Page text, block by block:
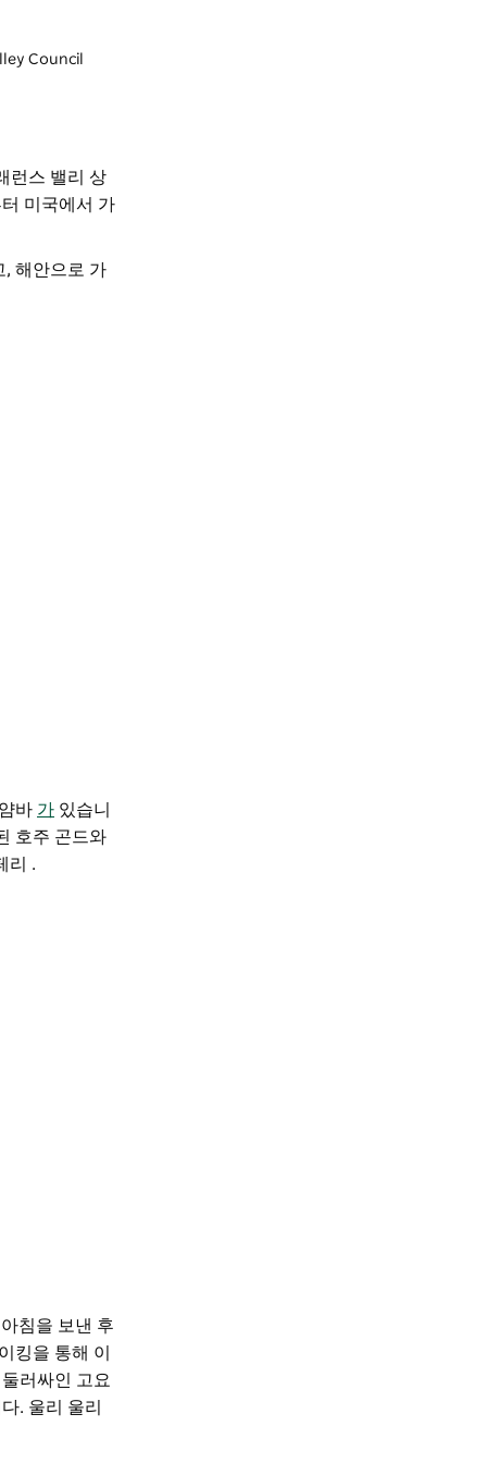
Council
런스 밸리 상
미국에서 가
, 해안으로 가
얌바 가 있습니
호주 곤드와
리 .
침을 보낸 후
킹을 통해 이
러싸인 고요
. 울리 울리